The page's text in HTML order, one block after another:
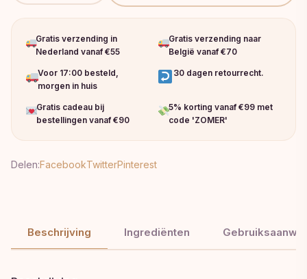
Gratis verzending in
Nederland vanaf €55
Gratis verzending naar
België vanaf €70
Voor 17:00 besteld,
morgen in huis
30 dagen retourrecht.
Gratis cadeau bij
bestellingen vanaf €90
5% korting vanaf €99 met
code 'ZOMER'
Delen:FacebookTwitterPinterest
Beschrijving Ingrediënten